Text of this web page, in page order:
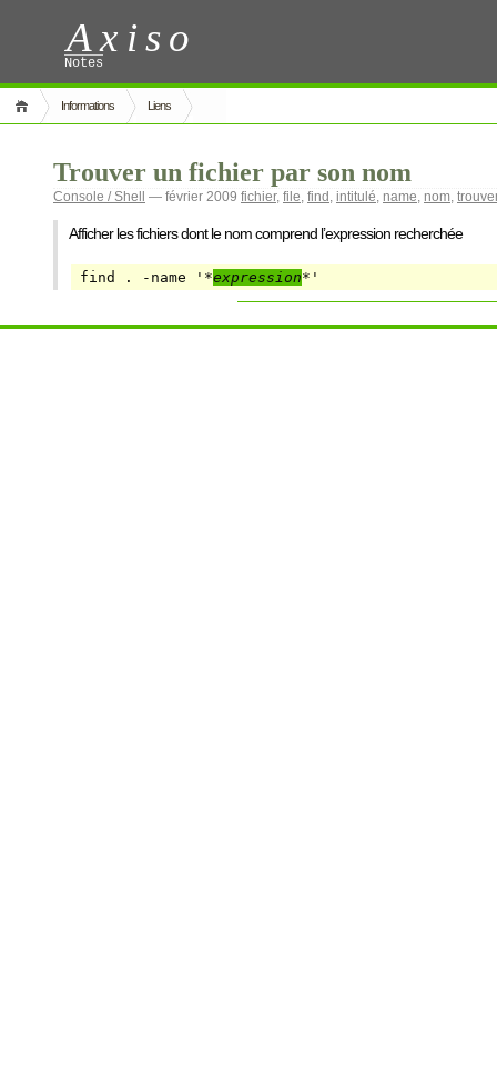
Axiso
Notes
Informations Liens
Trouver un fichier par son nom
Console / Shell — février 2009 fichier, file, find , intitulé, name, nom,
Afficher les fichiers dont le nom comprend l’expression recherchée
find . -name '*expression*'